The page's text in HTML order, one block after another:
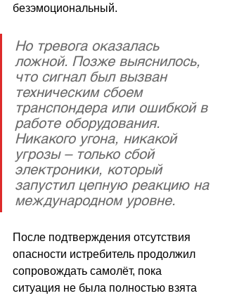
безэмоциональный.
Но тревога оказалась
ложной. Позже выяснилось,
что сигнал был вызван
техническим сбоем
транспондера или ошибкой в
работе оборудования.
Никакого угона, никакой
угрозы – только сбой
электроники, который
запустил цепную реакцию на
международном уровне.
После подтверждения отсутствия
опасности истребитель продолжил
сопровождать самолёт, пока
ситуация не была полностью взята